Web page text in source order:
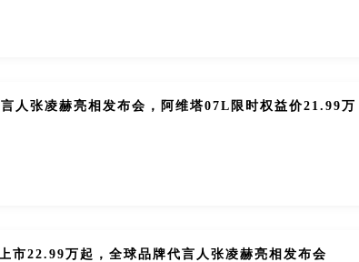
人张凌赫亮相发布会，阿维塔07L限时权益价21.99万
市22.99万起，全球品牌代言人张凌赫亮相发布会